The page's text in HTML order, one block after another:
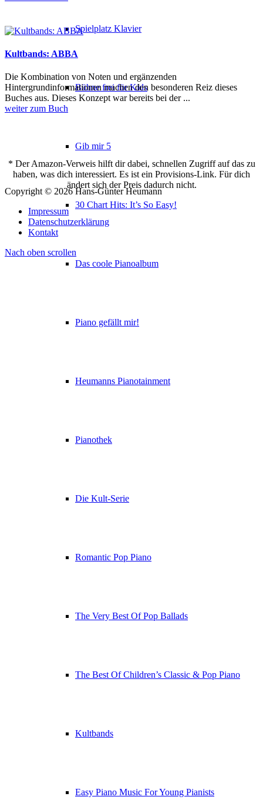
Spielplatz Klavier
Bühne frei für Kids
Gib mir 5
30 Chart Hits: It’s So Easy!
Das coole Pianoalbum
Piano gefällt mir!
Heumanns Pianotainment
Pianothek
Die Kult-Serie
Romantic Pop Piano
The Very Best Of Pop Ballads
The Best Of Children’s Classic & Pop Piano
Kultbands
Easy Piano Music For Young Pianists
Kultbands: ABBA
Die Kombination von Noten und ergänzenden
Hintergrundinformationen machen den besonderen Reiz dieses
Buches aus. Dieses Konzept war bereits bei der ...
weiter zum Buch
* Der Amazon-Verweis hilft dir dabei, schnellen Zugriff auf das zu
haben, was dich interessiert. Es ist ein Provisions-Link. Für dich
ändert sich der Preis dadurch nicht.
Copyright © 2026 Hans-Günter Heumann
Impressum
Datenschutzerklärung
Kontakt
Nach oben scrollen